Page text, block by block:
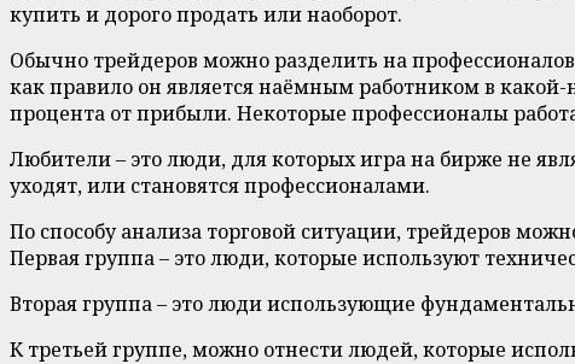
купить и дорого продать или наоборот.
Обычно трейдеров можно разделить на
как правило он является наёмным работником в
процента от прибыли. Некоторые профессионалы
Любители – это люди, для которых игра на бирже не
уходят, или становятся профессионалами.
По способу анализа торговой ситуации, трейдеров
Первая группа – это люди, которые используют
Вторая группа – это люди использующие
К третьей группе, можно отнести людей, которые